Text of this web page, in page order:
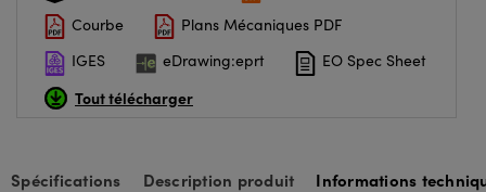
Courbe
Plans Mécaniques PDF
IGES
eDrawing:eprt EO Spec Sheet
Tout télécharger
Spécifications Description produit Informations